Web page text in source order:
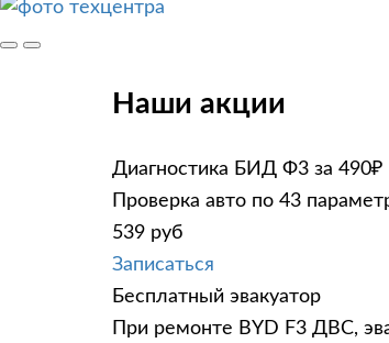
Наши акции
Диагностика БИД Ф3 за 490₽
Проверка авто по 43
539 руб
Записаться
Бесплатный эвакуатор
При ремонте BYD F3 ДВС,